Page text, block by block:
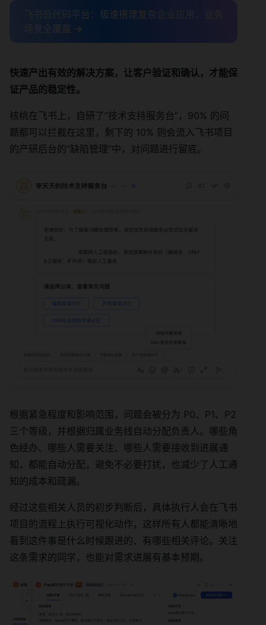
飞书低代码平台：极速搭建复杂企业应用，业务
场景全覆盖 →
快速产出有效的解决方案，让客户验证和确认，才能保
证产品的稳定性。
核桃在飞书上，自研了“技术支持服务台”，90% 的问
题都可以拦截在这里，剩下的 10% 则会流入飞书项目
的产研后台的“缺陷管理”中，对问题进行留底。
根据紧急程度和影响范围，问题会被分为 P0、P1、P2
三个等级，并根据归属业务线自动分配负责人。哪些角
色经办、哪些人需要关注、哪些人需要接收到进展通
知，都能自动分配，避免不必要打扰，也减少了人工通
知的成本和疏漏。
经过这些相关人员的初步判断后，具体执行人会在飞书
项目的流程上执行可视化动作，这样所有人都能清晰地
看到这件事是什么时候跟进的、有哪些相关评论。关注
这条需求的同学，也能对需求进展有基本预期。